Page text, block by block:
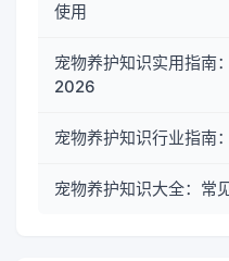
使用
宠物养护知识实用指南
2026
宠物养护知识行业指南
宠物养护知识大全：常